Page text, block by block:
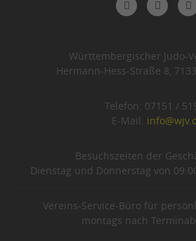
Württembergischer Judo-
Hermann-Hess-Straße 8,
Telefon: 07151 /
E-Mail:
Besuchszeiten der
Dienstag und Donnerstag von
Vereins-Service-Büro für
montags nach